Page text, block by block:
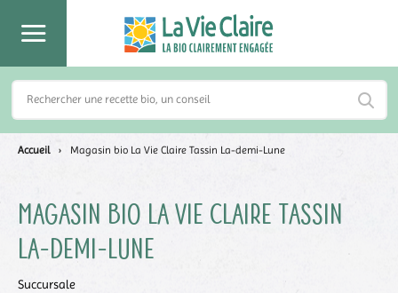
Magasin bio La Vie Claire Tassin
La-Demi-Lune
Succursale
Accueil › Magasin bio La Vie Claire Tassin La-demi-Lune